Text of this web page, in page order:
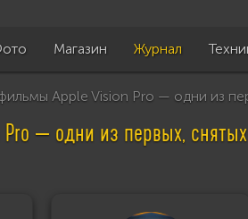
Магазин Журнал
Apple Vision Pro — одни из
— одни из первых,